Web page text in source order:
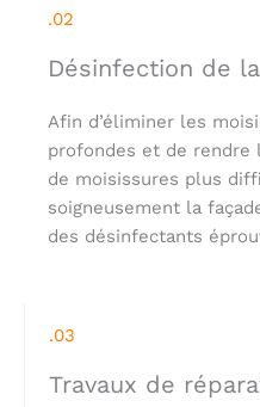
.02
Désinfection de
Afin d’éliminer les
profondes et de rendre
de moisissures plus
soigneusement la
des désinfectants
.03
Travaux de